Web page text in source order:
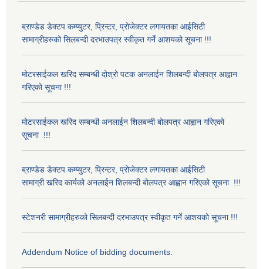
ब्राण्डेड डेक्टप कम्प्युटर, प्रिन्टर, प्रोजेक्टर लगायतका आईसिटी
सामाग्रीहरुको सिलबन्दी दरभाउपत्र स्वीकृत गर्ने आशयको सूचना !!!
मोटरसाईकल खरिद सम्बन्धी दोश्रो पटक अनलाईन शिलबन्दी बोलपत्र आह्वान
गरिएको सूचना !!!
मोटरसाईकल खरिद सम्बन्धी अनलाईन शिलबन्दी बोलपत्र आह्वान गरिएको
सूचना !!!
ब्राण्डेड डेक्टप कम्प्युटर, प्रिन्टर, प्रोजेक्टर लगायतका आईसिटी
सामाग्री खरिद कार्यको अनलाईन शिलबन्दी बोलपत्र आह्वान गरिएको सूचना !!!
स्टेशनरी सामाग्रीहरुको सिलबन्दी दरभाउपत्र स्वीकृत गर्ने आशयको सूचना !!!
Addendum Notice of bidding documents.